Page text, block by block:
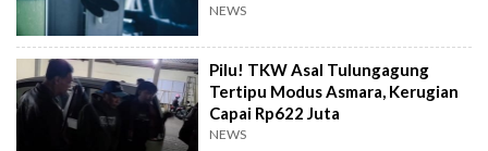
NEWS
Pilu! TKW Asal Tulungagung
Tertipu Modus Asmara, Kerugian
Capai Rp622 Juta
NEWS